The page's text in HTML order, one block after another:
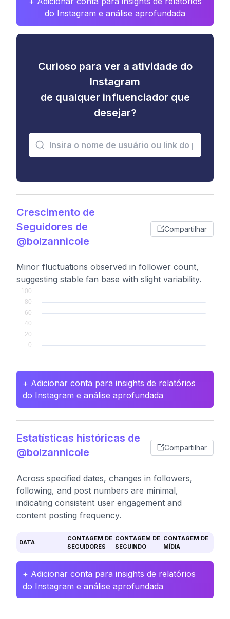
do Instagram e análise aprofundada
Curioso para ver a atividade do
Instagram
de qualquer influenciador que
desejar?
Crescimento de
Seguidores de
@bolzannicole
Compartilhar
Minor fluctuations observed in follower count,
suggesting stable fan base with slight variability.
+ Adicionar conta para insights de relatórios
do Instagram e análise aprofundada
Estatísticas históricas de
@bolzannicole
Compartilhar
Across specified dates, changes in followers,
following, and post numbers are minimal,
indicating consistent user engagement and
content posting frequency.
DATA
CONTAGEM DE
SEGUIDORES
CONTAGEM DE
SEGUINDO
CONTAGEM DE
MÍDIA
+ Adicionar conta para insights de relatórios
do Instagram e análise aprofundada